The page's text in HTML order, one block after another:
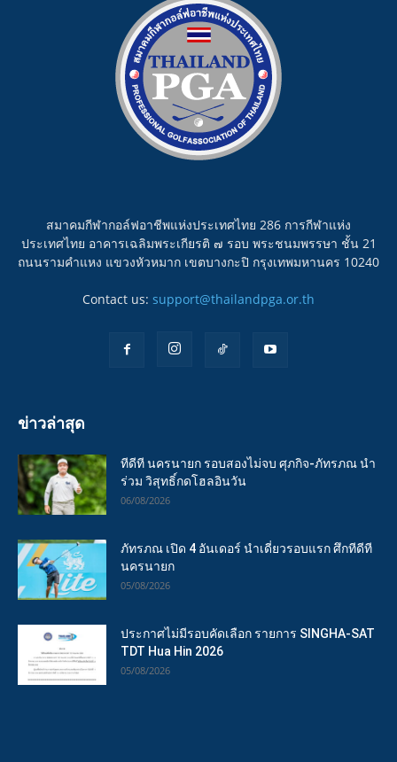
สมาคมกีฬากอล์ฟอาชีพแห่งประเทศไทย 286 การกีฬาแห่ง
ประเทศไทย อาคารเฉลิมพระเกียรติ ๗ รอบ พระชนมพรรษา ชั้น 21
ถนนรามคำแหง แขวงหัวหมาก เขตบางกะปิ กรุงเทพมหานคร 10240
Contact us: support@thailandpga.or.th
ข่าวล่าสุด
ทีดีที นครนายก รอบสองไม่จบ ศุภกิจ-ภัทรภณ นำ
ร่วม วิสุทธิ์กดโฮลอินวัน
06/08/2026
ภัทรภณ เปิด 4 อันเดอร์ นำเดี่ยวรอบแรก ศึกทีดีที
นครนายก
05/08/2026
ประกาศไม่มีรอบคัดเลือก รายการ SINGHA-SAT
TDT Hua Hin 2026
05/08/2026